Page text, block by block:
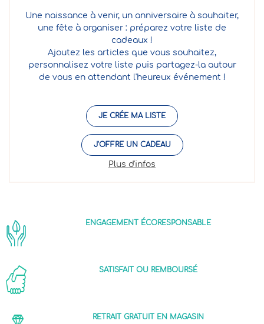
Une naissance à venir, un anniversaire à souhaiter,
une fête à organiser : préparez votre liste de
cadeaux !
Ajoutez les articles que vous souhaitez,
personnalisez votre liste puis partagez-la autour
de vous en attendant l'heureux événement !
JE CRÉE MA LISTE
J'OFFRE UN CADEAU
Plus d'infos
ENGAGEMENT ÉCORESPONSABLE
SATISFAIT OU REMBOURSÉ
RETRAIT GRATUIT EN MAGASIN